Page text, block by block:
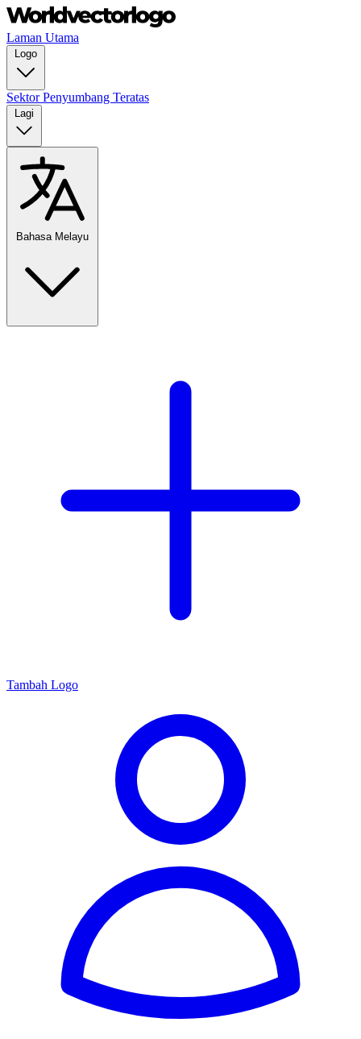
Laman Utama
Logo
SektorPenyumbang Teratas
Lagi
Bahasa Melayu
Tambah Logo